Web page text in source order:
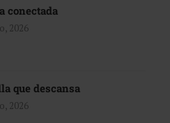
conectada
2026
que descansa
2026